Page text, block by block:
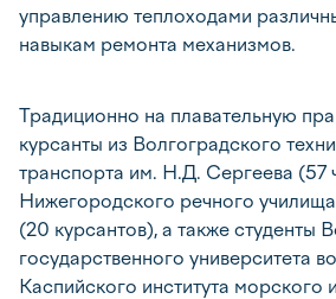
управлению теплоходами
навыкам ремонта механизмов.
Традиционно на плавательную
курсанты из Волгоградского
транспорта им. Н.Д. Сергеева (57
Нижегородского речного
(20 курсантов), а также студенты
государственного университета
Каспийского института морского